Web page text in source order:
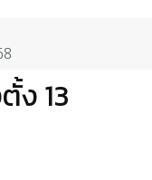
ง 13